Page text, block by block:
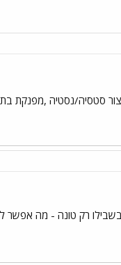
סטסיה/נסטיה ,מפנקת
בשבילו רק טונה - מה אפשר